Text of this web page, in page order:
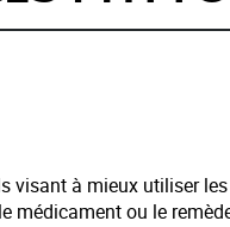
visant à mieux utiliser
ou le